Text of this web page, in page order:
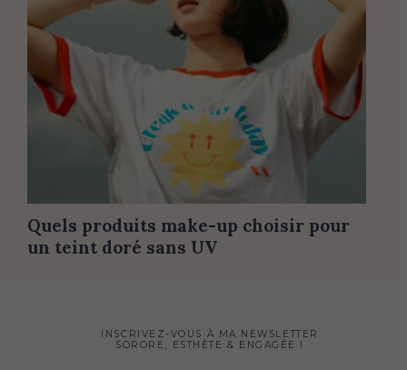
Quels produits make-up choisir pour
un teint doré sans UV
INSCRIVEZ-VOUS À MA NEWSLETTER
SORORE, ESTHÈTE & ENGAGÉE !